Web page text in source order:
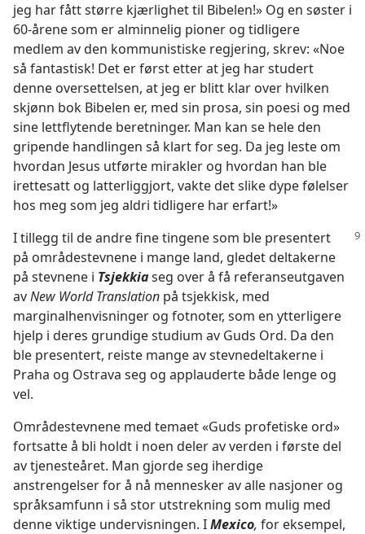
jeg har fått større kjærlighet til Bibelen!» Og en søster i
60-årene som er alminnelig pioner og tidligere
medlem av den kommunistiske regjering, skrev: «Noe
så fantastisk! Det er først etter at jeg har studert
denne oversettelsen, at jeg er blitt klar over hvilken
skjønn bok Bibelen er, med sin prosa, sin poesi og med
sine lettflytende beretninger. Man kan se hele den
gripende handlingen så klart for seg. Da jeg leste om
hvordan Jesus utførte mirakler og hvordan han ble
irettesatt og latterliggjort, vakte det slike dype følelser
hos meg som jeg aldri tidligere har erfart!»
I tillegg til de andre fine tingene som ble presentert
på områdestevnene i mange land, gledet deltakerne
på stevnene i Tsjekkiaseg over å få referanseutgaven
avNew World Translation på tsjekkisk, med
marginalhenvisninger og fotnoter, som en ytterligere
hjelp i deres grundige studium av Guds Ord. Da den
ble presentert, reiste mange av stevnedeltakerne i
Praha og Ostrava seg og applauderte både lenge og
vel.
Områdestevnene med temaet «Guds profetiske ord»
fortsatte å bli holdt i noen deler av verden i første del
av tjenesteåret. Man gjorde seg iherdige
anstrengelser for å nå mennesker av alle nasjoner og
språksamfunn i så stor utstrekning som mulig med
denne viktige undervisningen. IMexico, for eksempel,